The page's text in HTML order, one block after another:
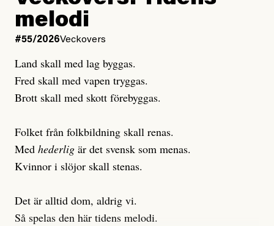
Publicerad6 August, 2026
Uppdaterad7 August, 2026
Uppdaterad3 August, 2026
melodi
#55/2026Veckovers
Land skall med lag byggas.
Fred skall med vapen tryggas.
Brott skall med skott förebyggas.
Folket från folkbildning skall renas.
Med hederlig är det svensk som menas.
Kvinnor i slöjor skall stenas.
Det är alltid dom, aldrig vi.
Så spelas den här tidens melodi.